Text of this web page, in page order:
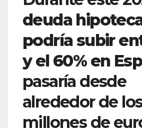
deuda
podría subir
y el 60% en
pasaría desde
alrededor de
millones de